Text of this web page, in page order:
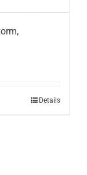
Details